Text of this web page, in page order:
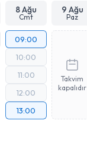
8 Ağu
Cmt
9 Ağu
Paz
09:00
10:00
11:00
12:00
13:00
Takvim
kapalıdır